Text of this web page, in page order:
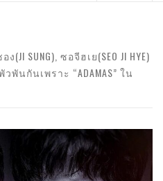
ง(JI SUNG), ซอจีฮเย(SEO JI HYE)
วพันกันเพราะ “ADAMAS” ใน